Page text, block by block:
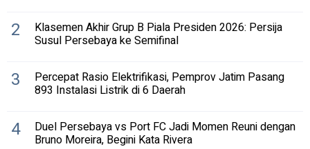
2 Klasemen Akhir Grup B Piala Presiden 2026: Persija
Susul Persebaya ke Semifinal
3 Percepat Rasio Elektrifikasi, Pemprov Jatim Pasang
893 Instalasi Listrik di 6 Daerah
4 Duel Persebaya vs Port FC Jadi Momen Reuni dengan
Bruno Moreira, Begini Kata Rivera